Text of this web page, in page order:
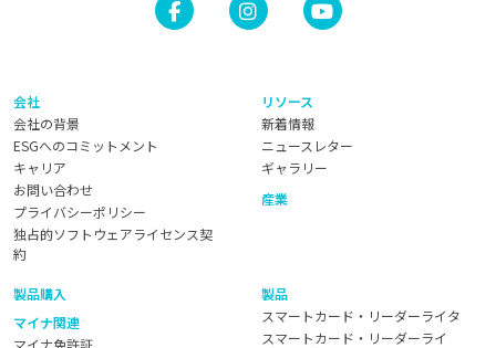
会社
会社の背景
ESGへのコミットメント
キャリア
お問い合わせ
プライバシーポリシー
独占的ソフトウェアライセンス契
約
リソース
新着情報
ニュースレター
ギャラリー
産業
製品購入
マイナ関連
製品
スマートカード・リーダーライタ
スマートカード・リーダーライ